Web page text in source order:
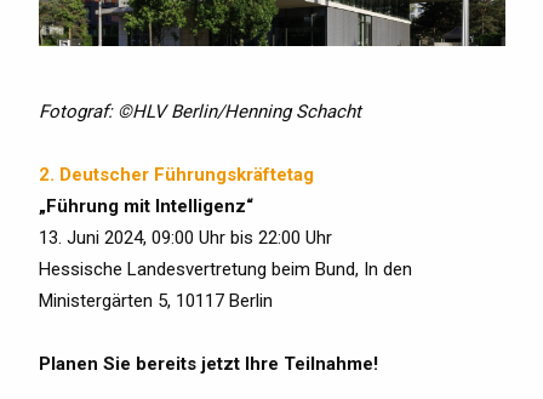
Fotograf: ©HLV Berlin/Henning Schacht
2. Deutscher Führungskräftetag
„Führung mit Intelligenz“
13. Juni 2024, 09:00 Uhr bis 22:00 Uhr
Hessische Landesvertretung beim Bund, In den
Ministergärten 5, 10117 Berlin
Planen Sie bereits jetzt Ihre Teilnahme!